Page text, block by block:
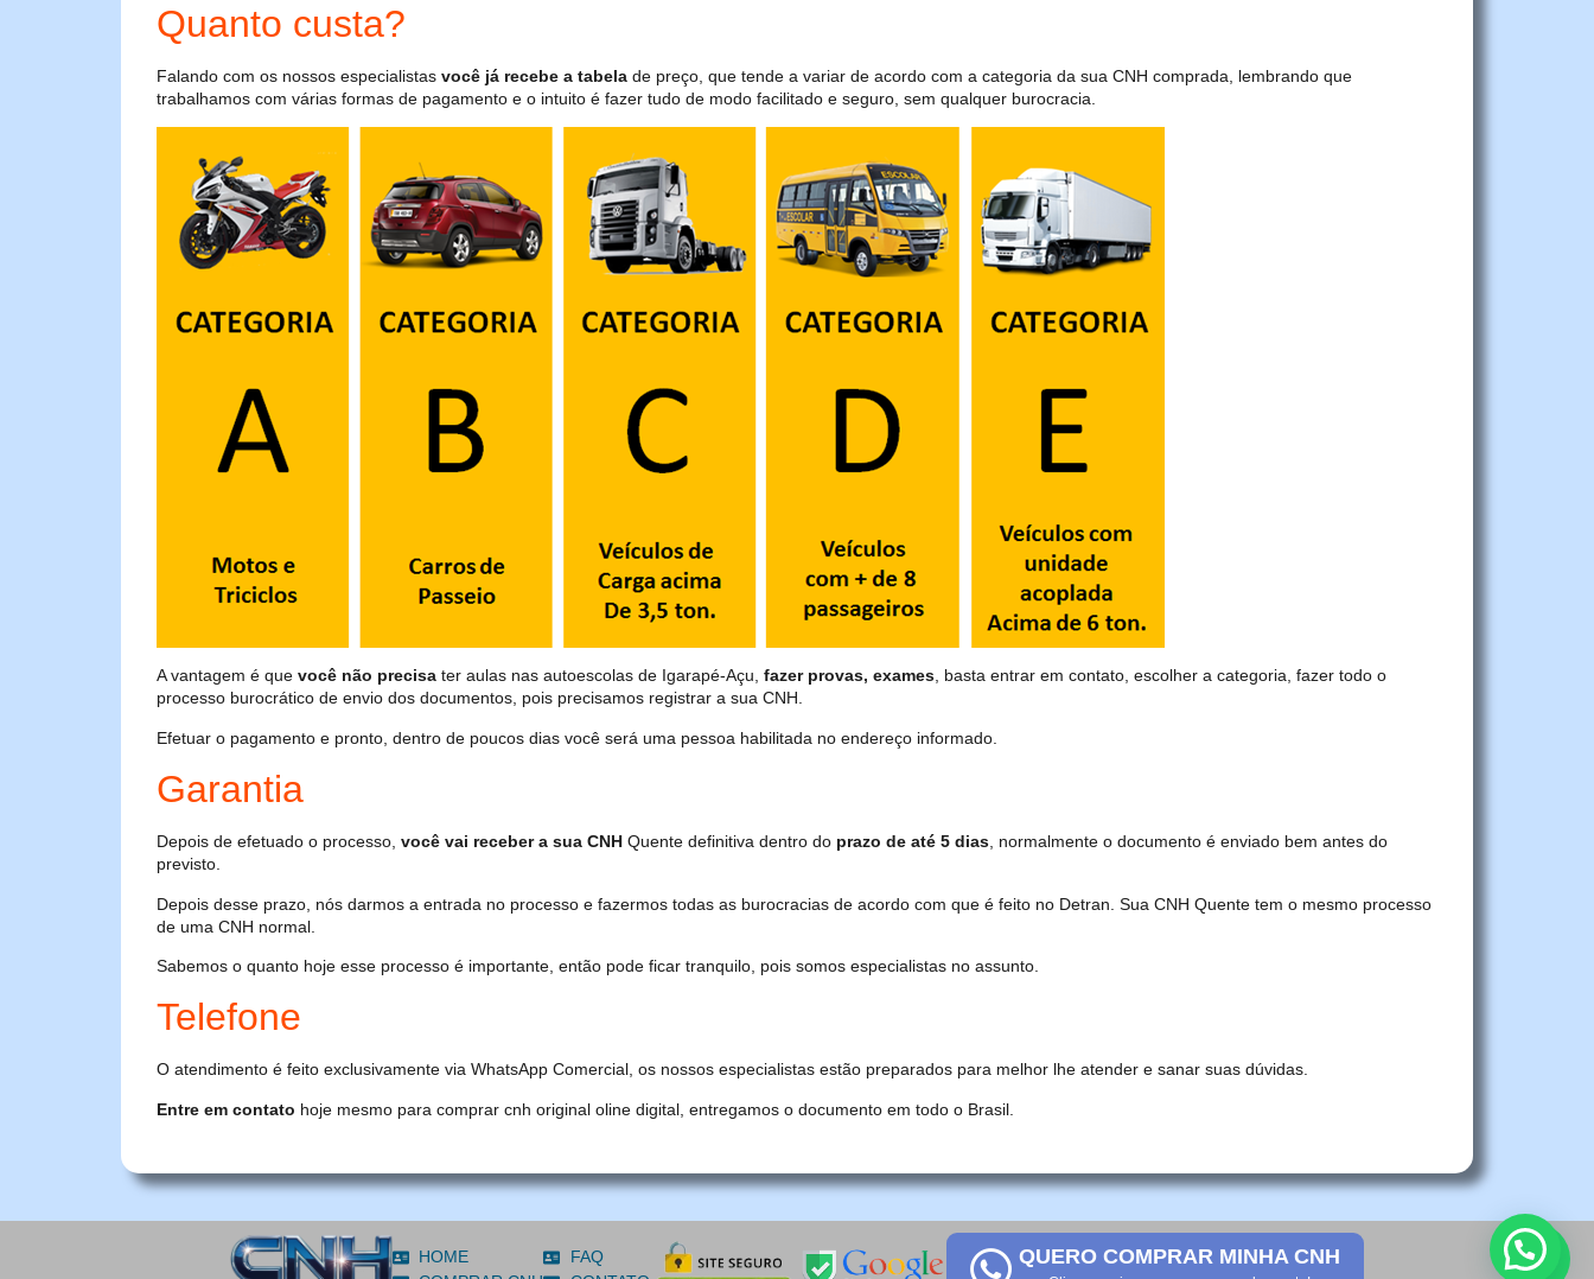
Quanto custa?
Falando com os nossos especialistas você já recebe a tabela de preço, que tende a variar de acordo com a categoria da sua CNH comprada, lembrando que
trabalhamos com várias formas de pagamento e o intuito é fazer tudo de modo facilitado e seguro, sem qualquer burocracia.
A vantagem é que você não precisa ter aulas nas autoescolas de Igarapé-Açu, fazer provas, exames, basta entrar em contato, escolher a categoria, fazer todo o
processo burocrático de envio dos documentos, pois precisamos registrar a sua CNH.
Efetuar o pagamento e pronto, dentro de poucos dias você será uma pessoa habilitada no endereço informado.
Garantia
Depois de efetuado o processo, você vai receber a sua CNH Quente definitiva dentro do prazo de até 5 dias, normalmente o documento é enviado bem antes do
previsto.
Depois desse prazo, nós darmos a entrada no processo e fazermos todas as burocracias de acordo com que é feito no Detran. Sua CNH Quente tem o mesmo processo
de uma CNH normal.
Sabemos o quanto hoje esse processo é importante, então pode ficar tranquilo, pois somos especialistas no assunto.
Telefone
O atendimento é feito exclusivamente via WhatsApp Comercial, os nossos especialistas estão preparados para melhor lhe atender e sanar suas dúvidas.
Entre em contato hoje mesmo para comprar cnh original oline digital, entregamos o documento em todo o Brasil.
HOME
FAQ
QUERO COMPRAR MINHA CNH